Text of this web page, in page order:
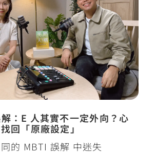
：E 人其實不一定外向？心
回「原廠設定」
的 MBTI 誤解 中迷失